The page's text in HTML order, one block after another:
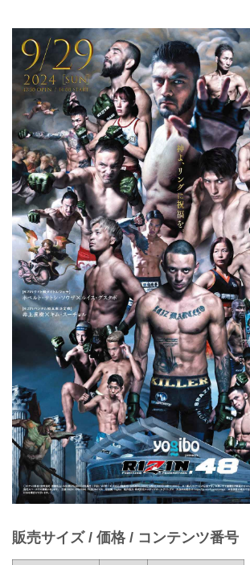
販売サイズ / 価格 / コンテンツ番号